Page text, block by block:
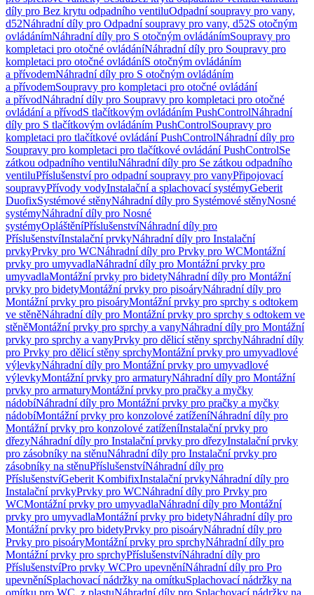
díly pro Bez krytu odpadního ventiluOdpadní soupravy pro vany,
d52Náhradní díly pro Odpadní soupravy pro vany, d52S otočným
ovládánímNáhradní díly pro S otočným ovládánímSoupravy pro
kompletaci pro otočné ovládáníNáhradní díly pro Soupravy pro
kompletaci pro otočné ovládáníS otočným ovládáním
a přívodemNáhradní díly pro S otočným ovládáním
a přívodemSoupravy pro kompletaci pro otočné ovládání
a přívodNáhradní díly pro Soupravy pro kompletaci pro otočné
ovládání a přívodS tlačítkovým ovládáním PushControlNáhradní
díly pro S tlačítkovým ovládáním PushControlSoupravy pro
kompletaci pro tlačítkové ovládání PushControlNáhradní díly pro
Soupravy pro kompletaci pro tlačítkové ovládání PushControlSe
zátkou odpadního ventiluNáhradní díly pro Se zátkou odpadního
ventiluPříslušenství pro odpadní soupravy pro vanyPřipojovací
soupravyPřívody vodyInstalační a splachovací systémyGeberit
DuofixSystémové stěnyNáhradní díly pro Systémové stěnyNosné
systémyNáhradní díly pro Nosné
systémyOpláštěníPříslušenstvíNáhradní díly pro
PříslušenstvíInstalační prvkyNáhradní díly pro Instalační
prvkyPrvky pro WCNáhradní díly pro Prvky pro WCMontážní
prvky pro umyvadlaNáhradní díly pro Montážní prvky pro
umyvadlaMontážní prvky pro bidetyNáhradní díly pro Montážní
prvky pro bidetyMontážní prvky pro pisoáryNáhradní díly pro
Montážní prvky pro pisoáryMontážní prvky pro sprchy s odtokem
ve stěněNáhradní díly pro Montážní prvky pro sprchy s odtokem ve
stěněMontážní prvky pro sprchy a vanyNáhradní díly pro Montážní
prvky pro sprchy a vanyPrvky pro dělicí stěny sprchyNáhradní díly
pro Prvky pro dělicí stěny sprchyMontážní prvky pro umyvadlové
výlevkyNáhradní díly pro Montážní prvky pro umyvadlové
výlevkyMontážní prvky pro armaturyNáhradní díly pro Montážní
prvky pro armaturyMontážní prvky pro pračky a myčky
nádobíNáhradní díly pro Montážní prvky pro pračky a myčky
nádobíMontážní prvky pro konzolové zatíženíNáhradní díly pro
Montážní prvky pro konzolové zatíženíInstalační prvky pro
dřezyNáhradní díly pro Instalační prvky pro dřezyInstalační prvky
pro zásobníky na stěnuNáhradní díly pro Instalační prvky pro
zásobníky na stěnuPříslušenstvíNáhradní díly pro
PříslušenstvíGeberit KombifixInstalační prvkyNáhradní díly pro
Instalační prvkyPrvky pro WCNáhradní díly pro Prvky pro
WCMontážní prvky pro umyvadlaNáhradní díly pro Montážní
prvky pro umyvadlaMontážní prvky pro bidetyNáhradní díly pro
Montážní prvky pro bidetyPrvky pro pisoáryNáhradní díly pro
Prvky pro pisoáryMontážní prvky pro sprchyNáhradní díly pro
Montážní prvky pro sprchyPříslušenstvíNáhradní díly pro
PříslušenstvíPro prvky WCPro upevněníNáhradní díly pro Pro
upevněníSplachovací nádržky na omítkuSplachovací nádržky na
omítku pro WC, z plastuNáhradní díly pro Splachovací nádržky na